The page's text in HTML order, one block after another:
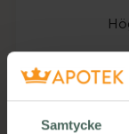
Samtycke